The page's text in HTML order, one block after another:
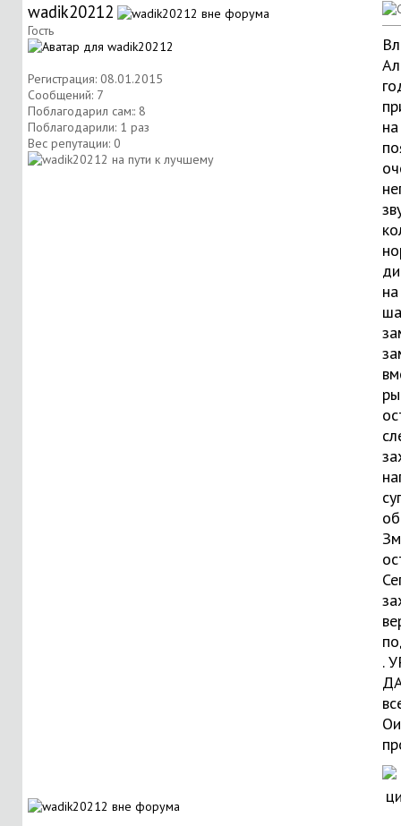
wadik20212
Гость
Регистрация: 08.01.2015
Сообщений: 7
Поблагодарил сам:: 8
Поблагодарили: 1 раз
Вес репутации: 0
.